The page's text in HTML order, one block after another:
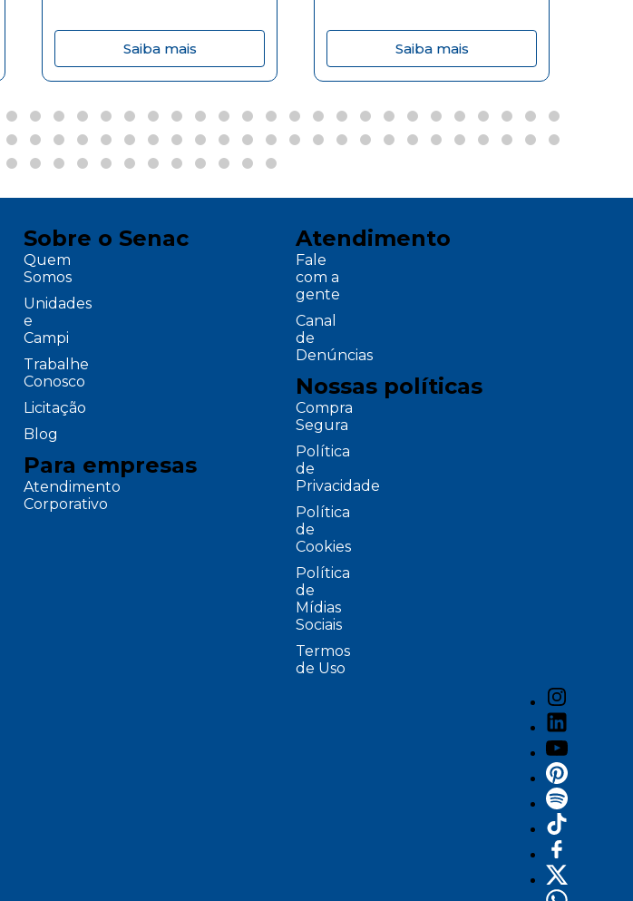
Saiba mais Saiba mais
Sobre o Senac
Quem
Somos
Unidades
e
Campi
Trabalhe
Conosco
Licitação
Blog
Para empresas
Atendimento
Corporativo
Atendimento
Fale
com a
gente
Canal
de
Denúncias
Nossas políticas
Compra
Segura
Política
de
Privacidade
Política
de
Cookies
Política
de
Mídias
Sociais
Termos
de Uso